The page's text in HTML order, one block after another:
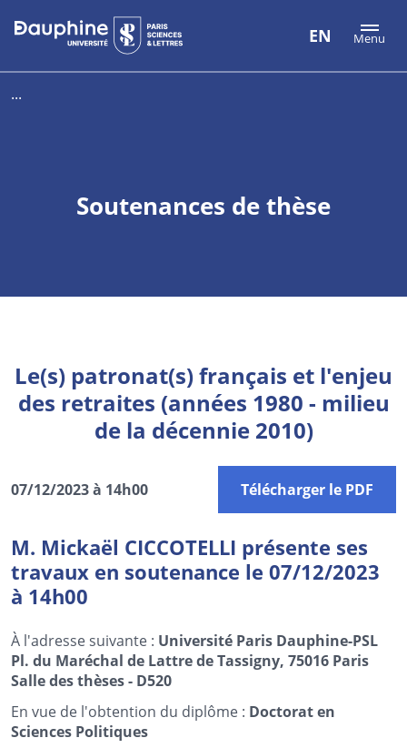
Aller
au
Aller
au
Plan
du
EN Menu
...
Soutenances de thèse
Le(s) patronat(s) français et l'enjeu
des retraites (années 1980 - milieu
de la décennie 2010)
07/12/2023 à 14h00 Télécharger le PDF
M. Mickaël CICCOTELLI présente ses
travaux en soutenance le 07/12/2023
à 14h00
À l'adresse suivante : Université Paris Dauphine-PSL
Pl. du Maréchal de Lattre de Tassigny, 75016 Paris
Salle des thèses - D520
En vue de l'obtention du diplôme : Doctorat en
Sciences Politiques